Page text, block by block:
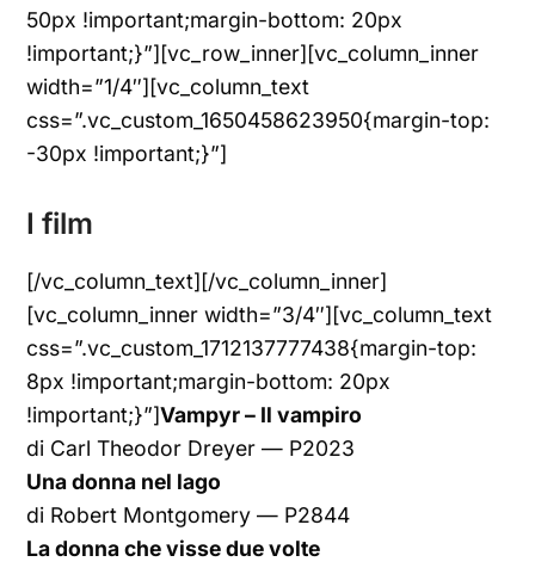
50px !important;margin-bottom: 20px
!important;}”][vc_row_inner][vc_column_inner
width=”1/4″][vc_column_text
css=”.vc_custom_1650458623950{margin-top:
-30px !important;}”]
I film
[/vc_column_text][/vc_column_inner]
[vc_column_inner width=”3/4″][vc_column_text
css=”.vc_custom_1712137777438{margin-top:
8px !important;margin-bottom: 20px
!important;}”]Vampyr – Il vampiro
di Carl Theodor Dreyer — P2023
Una donna nel lago
di Robert Montgomery — P2844
La donna che visse due volte